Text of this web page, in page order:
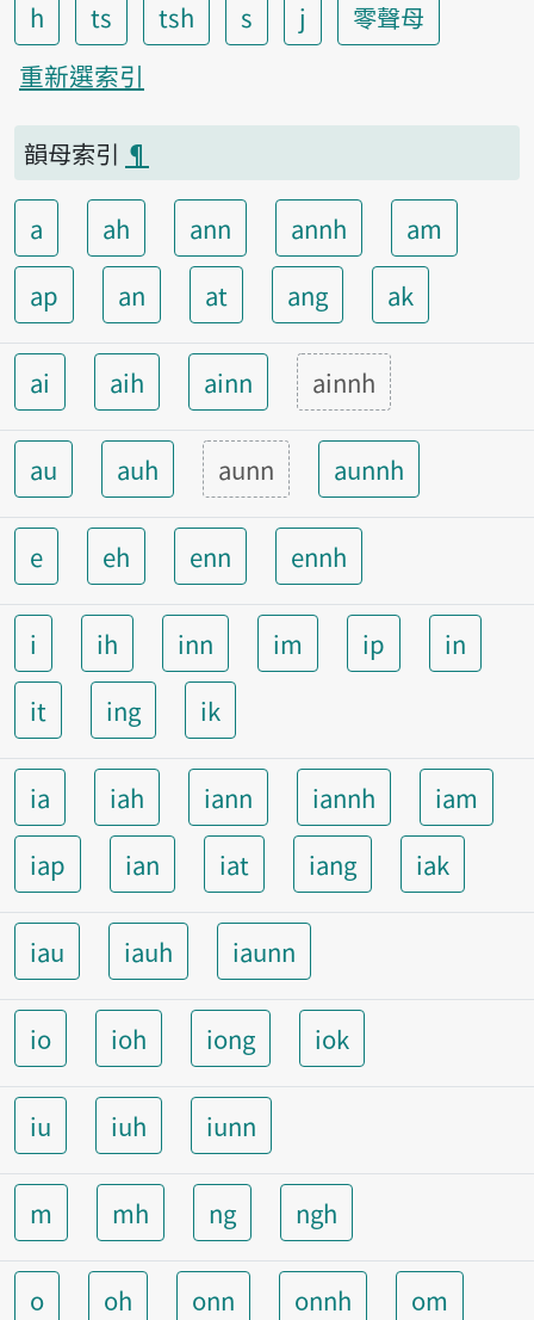
h ts tsh s j
零聲母
重新選索引
韻母索引 ¶
a ah ann annh
am
ap
an at ang ak
ai aih ainn ainnh
au auh aunn aunnh
e eh enn ennh
i ih inn im ip
in
it
ing ik
ia iah iann iannh
iam
iap
ian iat iang iak
iau iauh iaunn
io ioh iong iok
iu iuh iunn
m mh ng ngh
o oh onn onnh
om